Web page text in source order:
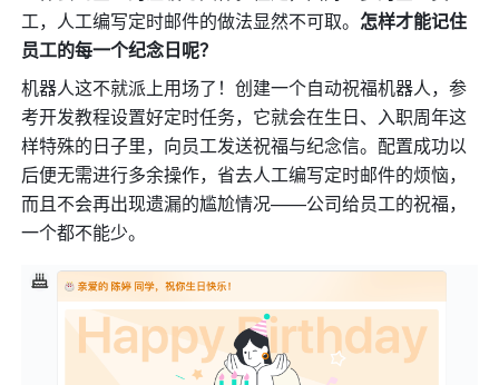
工，人工编写定时邮件的做法显然不可取。 怎样才能记住
员工的每一个纪念日呢？
机器人这不就派上用场了！创建一个自动祝福机器人，参
考开发教程设置好定时任务，它就会在生日、入职周年这
样特殊的日子里，向员工发送祝福与纪念信。配置成功以
后便无需进行多余操作，省去人工编写定时邮件的烦恼，
而且不会再出现遗漏的尴尬情况——公司给员工的祝福，
一个都不能少。